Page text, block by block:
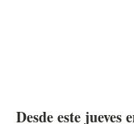
Desde este jueves